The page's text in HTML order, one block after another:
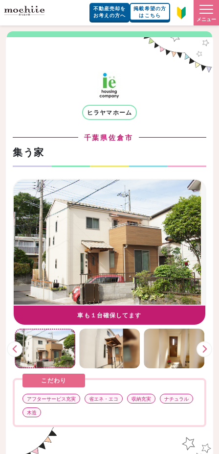
不動産売却を
お考えの方へ
掲載希望の方
はこちら
メニュー
ヒラヤマホーム
千葉県佐倉市
集う家
車も１台確保してます
こだわり
アフターサービス充実 省エネ・エコ 収納充実
ナチュラル
木造